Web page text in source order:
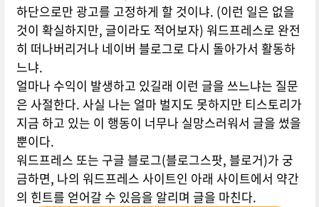
하단으로만 광고를 고정하게 할 것이냐. (이런 일은 없을
것이 확실하지만, 글이라도 적어보자) 워드프레스로 완전
히 떠나버리거나 네이버 블로그로 다시 돌아가서 활동하
느냐.
얼마나 수익이 발생하고 있길래 이런 글을 쓰느냐는 질문
은 사절한다. 사실 나는 얼마 벌지도 못하지만 티스토리가
지금 하고 있는 이 행동이 너무나 실망스러워서 글을 썼을
뿐이다.
워드프레스 또는 구글 블로그(블로그스팟, 블로거)가 궁
금하면, 나의 워드프레스 사이트인 아래 사이트에서 약간
의 힌트를 얻어갈 수 있음을 알리며 글을 마친다.